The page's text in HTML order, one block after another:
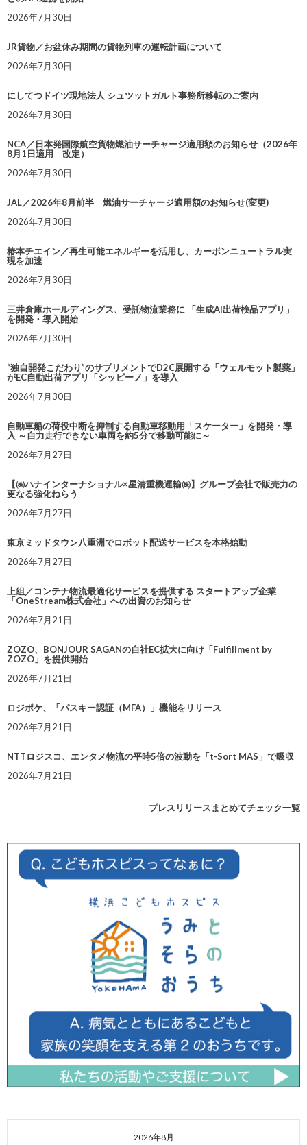
2026年7月30日
JR貨物／お盆休み期間の貨物列車の運転計画について
2026年7月30日
にしてつドイツ現地法人 シュツットガルト事務所移転のご案内
2026年7月30日
NCA／日本発国際航空貨物燃油サーチャージ適用額のお知らせ（2026年
8月1日適用 改定）
2026年7月30日
JAL／2026年8月前半 燃油サーチャージ適用額のお知らせ(変更)
2026年7月30日
椿本チエイン／再生可能エネルギーを活用し、カーボンニュートラル実
現を加速
2026年7月30日
三井倉庫ホールディングス、受託物流業務に 「生成AI出荷検品アプリ」
を開発・導入開始
2026年7月30日
“独自開発こだわり”のサプリメントでD2C展開する「ウェルモット製薬」
がEC自動出荷アプリ「シッピーノ」を導入
2026年7月30日
自動車船の荷役中断を抑制する自動車移動用「スケーター」を開発・導
入 ～自力走行できない車両を約5分で移動可能に～
2026年7月27日
【㈱ハナインターナショナル×星清重機運輸㈱】グループ会社で販売力の
更なる強化ねらう
2026年7月27日
東京ミッドタウン八重洲でロボット配送サービスを本格始動
2026年7月27日
上組／コンテナ物流最適化サービスを提供する スタートアップ企業
「OneStream株式会社」への出資のお知らせ
2026年7月21日
ZOZO、BONJOUR SAGANの自社EC拡大に向け「Fulfillment by
ZOZO」を提供開始
2026年7月21日
ロジポケ、「パスキー認証（MFA）」機能をリリース
2026年7月21日
NTTロジスコ、エンタメ物流の平時5倍の波動を「t-Sort MAS」で吸収
2026年7月21日
プレスリリースまとめてチェック一覧
2026年8月